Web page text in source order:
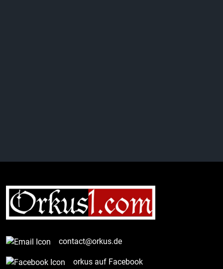
contact@orkus.de
orkus auf Facebook